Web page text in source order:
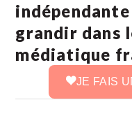
grandir dans
médiatique
JE FAIS